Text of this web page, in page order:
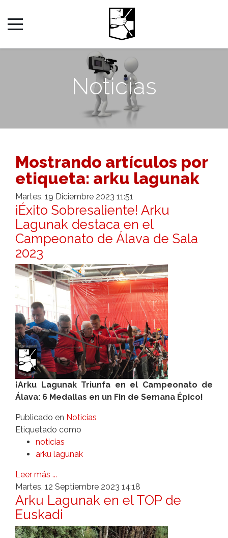
Noticias
Mostrando artículos por
etiqueta: arku lagunak
Martes, 19 Diciembre 2023 11:51
¡Éxito Sobresaliente! Arku
Lagunak destaca en el
Campeonato de Álava de Sala
2023
¡Arku Lagunak Triunfa en el Campeonato de
Álava: 6 Medallas en un Fin de Semana Épico!
Publicado en Noticias
Etiquetado como
noticias
arku lagunak
Leer más ...
Martes, 12 Septiembre 2023 14:18
Arku Lagunak en el TOP de
Euskadi